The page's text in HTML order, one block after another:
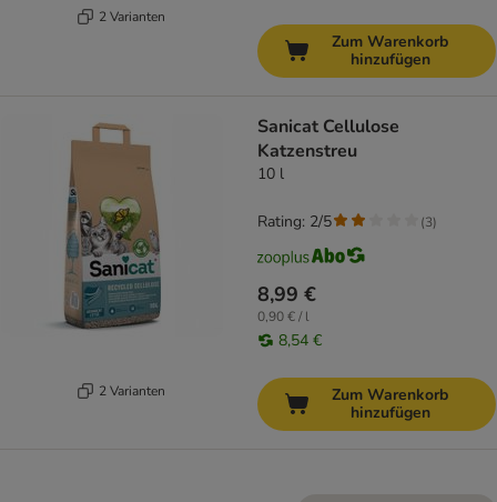
2 Varianten
Zum Warenkorb
hinzufügen
2 Varianten
Sanicat Cellulose
Katzenstreu
10 l
8,99 €
0,90 € / l
8,54 €
Rating: 2/5 (3)
Zum Warenkorb
hinzufügen